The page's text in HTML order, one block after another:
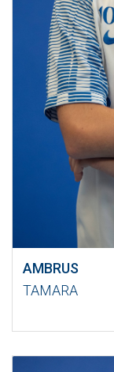
AMBRUS
TAMARA